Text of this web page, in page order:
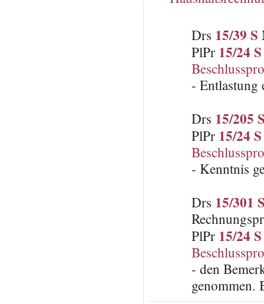
Drs 15/39 S
PlPr 15/24 S
- Entlastung
Drs 15/205
PlPr 15/24 S
- Kenntnis
Drs 15/301
PlPr 15/24 S
- den
genommen.